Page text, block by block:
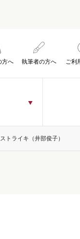
方へ 執筆者の方へ ご利
トライキ（井部俊子）